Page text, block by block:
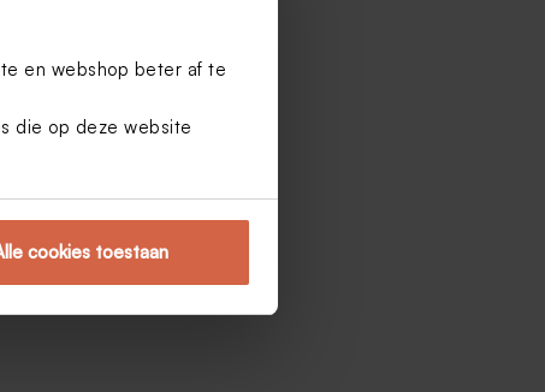
en webshop beter af te
die op deze website
cookies toestaan